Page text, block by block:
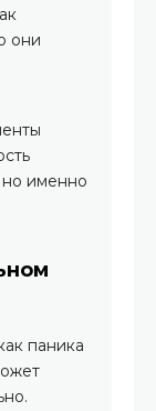
они
но именно
паника